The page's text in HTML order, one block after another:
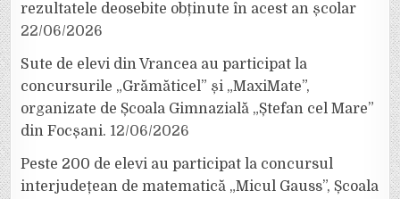
rezultatele deosebite obținute în acest an școlar
22/06/2026
Sute de elevi din Vrancea au participat la
concursurile „Grămăticel” și „MaxiMate”,
organizate de Școala Gimnazială „Ștefan cel Mare”
din Focșani. 12/06/2026
Peste 200 de elevi au participat la concursul
interjudețean de matematică „Micul Gauss”, Școala